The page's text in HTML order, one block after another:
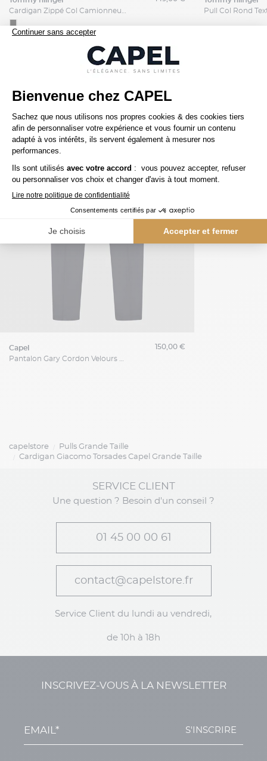
Nos clients aiment aussi
capel
Pantalon Gary Cordon Velours Capel Grande Taille
150,00 €
capelstore
Pulls Grande Taille
Cardigan Giacomo Torsades Capel Grande Taille
SERVICE CLIENT
Une question ? Besoin d'un conseil ?
01 45 00 00 61
contact@capelstore.fr
Service Client du lundi au vendredi,
de 10h à 18h
INSCRIVEZ-VOUS À LA NEWSLETTER
S'INSCRIRE